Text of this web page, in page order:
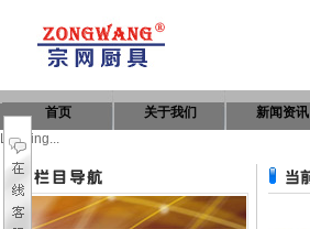
首页 关于我们 新闻资讯
Loading...